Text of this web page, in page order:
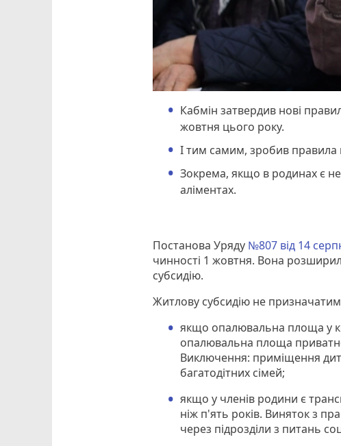
Кабмін затвердив нові
жовтня цього року.
І тим самим, зробив
Зокрема, якщо в родинах є
аліментах.
Постанова Уряду №807 від 14
чинності 1 жовтня. Вона
субсидію.
Житлову субсидію не
якщо опалювальна площа у
опалювальна площа
Виключення: приміщення
багатодітних сімей;
якщо у членів родини є
ніж п'ять років. Виняток з
через підрозділи з питань